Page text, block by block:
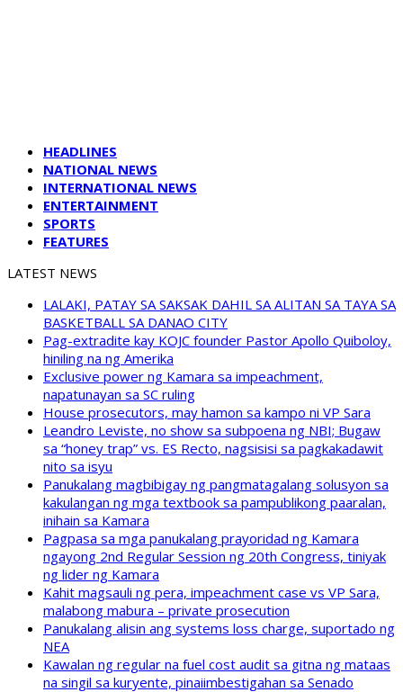
HEADLINES
NATIONAL NEWS
INTERNATIONAL NEWS
ENTERTAINMENT
SPORTS
FEATURES
LATEST NEWS
LALAKI, PATAY SA SAKSAK DAHIL SA ALITAN SA TAYA SA
BASKETBALL SA DANAO CITY
Pag-extradite kay KOJC founder Pastor Apollo Quiboloy,
hiniling na ng Amerika
Exclusive power ng Kamara sa impeachment,
napatunayan sa SC ruling
House prosecutors, may hamon sa kampo ni VP Sara
Leandro Leviste, no show sa subpoena ng NBI; Bugaw
sa “honey trap” vs. ES Recto, nagsisisi sa pagkakadawit
nito sa isyu
Panukalang magbibigay ng pangmatagalang solusyon sa
kakulangan ng mga textbook sa pampublikong paaralan,
inihain sa Kamara
Pagpasa sa mga panukalang prayoridad ng Kamara
ngayong 2nd Regular Session ng 20th Congress, tiniyak
ng lider ng Kamara
Kahit magsauli ng pera, impeachment case vs VP Sara,
malabong mabura – private prosecution
Panukalang alisin ang systems loss charge, suportado ng
NEA
Kawalan ng regular na fuel cost audit sa gitna ng mataas
na singil sa kuryente, pinaiimbestigahan sa Senado